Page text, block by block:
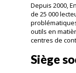
Depuis 2000,
de 25 000
outils en
centres de
Siège